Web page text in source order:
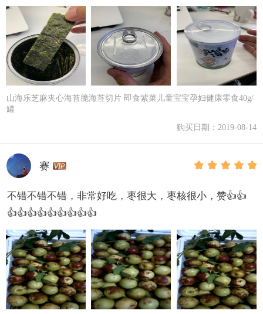
山海乐芝麻夹心海苔脆海苔切片 即食紫菜儿童宝宝孕妇健康零食40g/
罐
购买日期：2019-08-14
赛
不错不错不错，非常好吃，枣很大，枣核很小，赞👍👍
👍👍👍👍👍👍👍👍👍